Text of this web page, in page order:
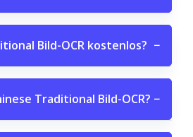
Bild-OCR kostenlos? −
Traditional Bild-OCR? −